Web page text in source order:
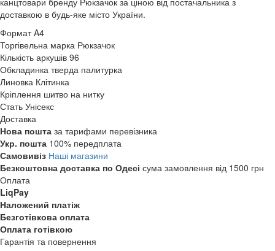
доставкою в будь-яке місто України.
Формат A4
Торгівельна марка Рюкзачок
Кількість аркушів 96
Обкладинка тверда палитурка
Линовка Клітинка
Кріплення шитво на нитку
Стать Унісекс
Доставка
Нова пошта за тарифами перевізника
Укр. пошта 100% передплата
Самовивіз Наші магазини
Безкоштовна доставка по Одесі сума замовлення від 1500 грн
Оплата
LiqPay
Наложений платіж
Безготівкова оплата
Оплата готівкою
Гарантія та повернення